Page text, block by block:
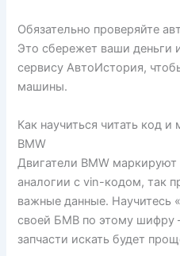
Обязательно проверяйте
Это сбережет ваши деньги
сервису АвтоИстория,
машины.
Как научиться читать код
BMW
Двигатели BMW
аналогии с vin-кодом, так
важные данные. Научитесь
своей БМВ по этому шифру
запчасти искать будет